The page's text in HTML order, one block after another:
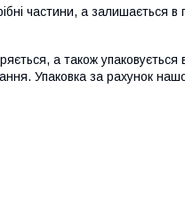
частини, а залишається в
а також
Упаковка за рахунок